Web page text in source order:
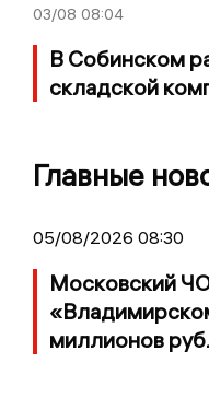
03/08 08:04
В Собинском
складской
Главные
05/08/2026 08:30
Московский
миллионов